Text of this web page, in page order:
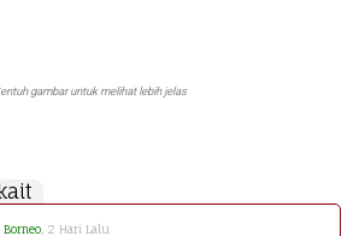
gambar untuk melihat lebih jelas
Borneo , 2 Hari Lalu